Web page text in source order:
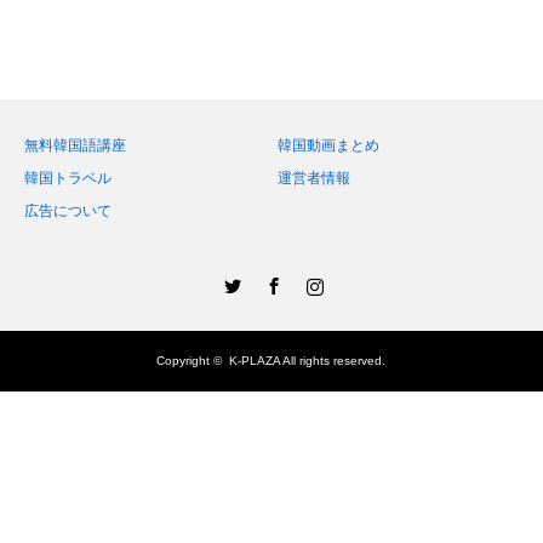
無料韓国語講座
韓国動画まとめ
韓国トラベル
運営者情報
広告について
Copyright ©K-PLAZAAll rights reserved.